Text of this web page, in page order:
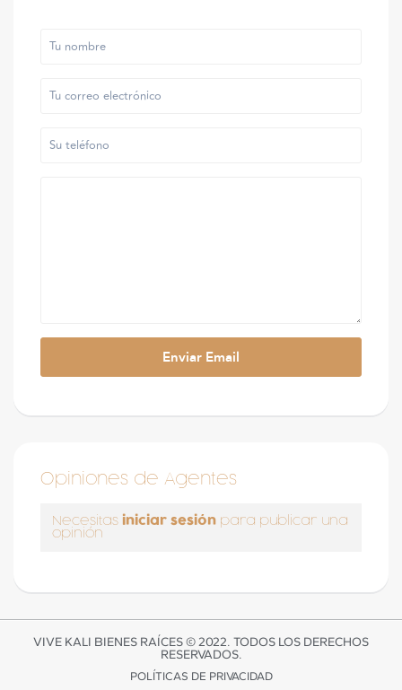
Opiniones de Agentes
Necesitas iniciar sesión para publicar una
opinión
VIVE KALI BIENES RAÍCES © 2022. TODOS LOS DERECHOS
RESERVADOS.
POLÍTICAS DE PRIVACIDAD